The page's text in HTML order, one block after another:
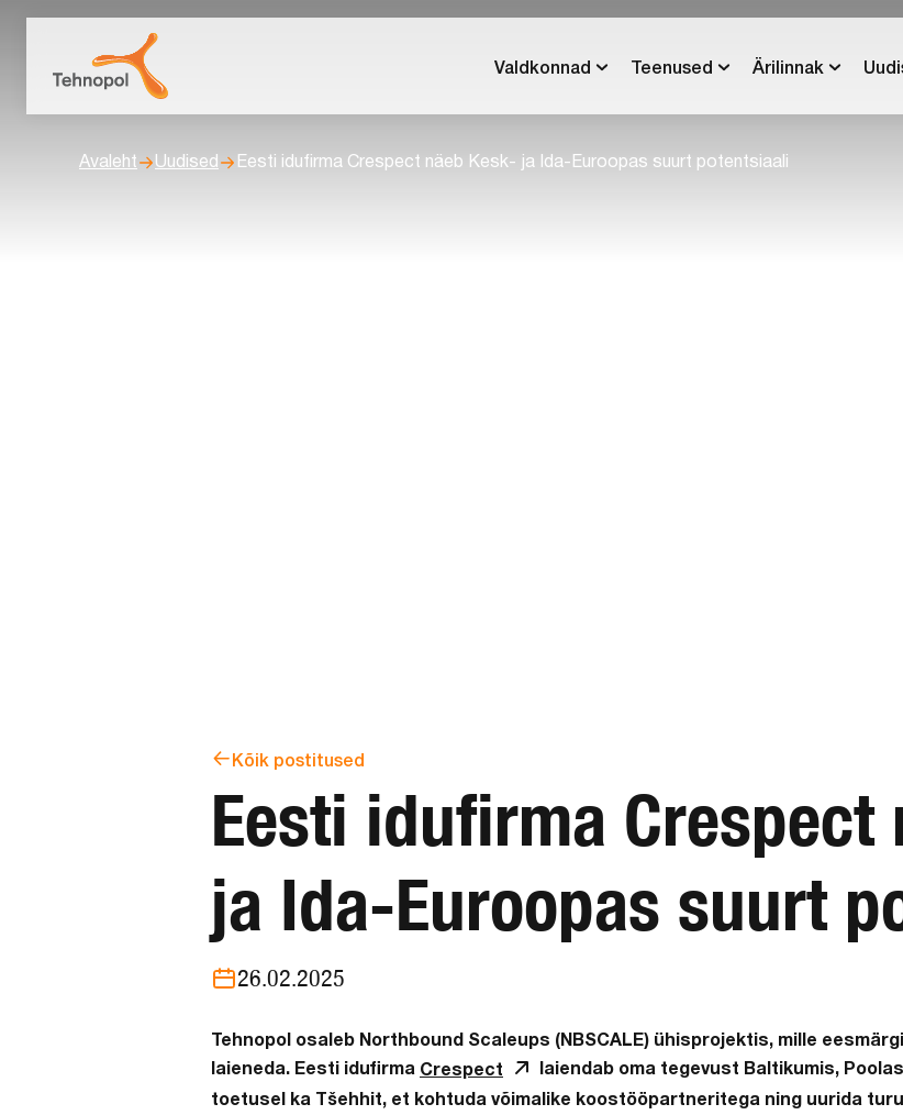
Valdkonnad Teenused Ärilinnak
Avaleht Uudised Eesti idufirma Crespect näeb Kesk- ja Ida-Euroopas suurt potentsiaali
Kõik postitused
Eesti idufirma Crespect
ja Ida-Euroopas suurt
26.02.2025
Tehnopol osaleb Northbound Scaleups (NBSCALE) ühisprojektis, mille
laieneda. Eesti idufirmaCrespect
laiendab oma tegevust Baltikumis,
toetusel ka Tšehhit, et kohtuda võimalike koostööpartneritega ning uurida